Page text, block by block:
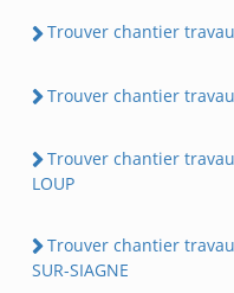
Trouver chantier
Trouver chantier
Trouver chantier
LOUP
Trouver chantier
SUR-SIAGNE